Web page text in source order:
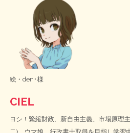
絵・ den･様
CIEL
ヨシ！緊縮財政、新自由主義、市場原理